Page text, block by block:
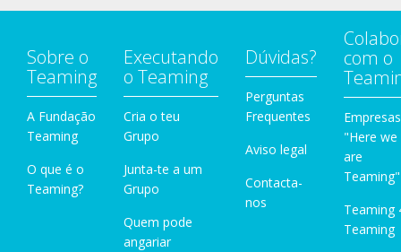
Sobre o
Teaming
A Fundação
Teaming
O que é o
Teaming?
Executando
o Teaming
Cria o teu
Grupo
Junta-te a um
Grupo
Quem pode
angariar
Dúvidas?
Perguntas
Frequentes
Aviso legal
Contacta-
nos
com o
Empresas
"Here we
are
Teaming"
Teaming
Teaming